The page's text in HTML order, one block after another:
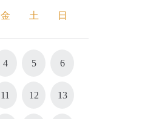
金 土 日
4 5 6
11 12 13